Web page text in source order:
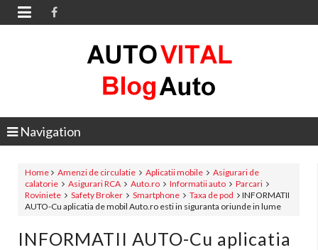

Navigation
Home Amenzi de circulatie Aplicatii mobile
Asigurari de
calatorie
Asigurari RCA Auto.ro Informatii auto
Parcari
Roviniete
Safety Broker Smartphone Taxa de pod
INFORMATII
AUTO-Cu aplicatia de mobil Auto.ro esti in siguranta oriunde in lume
INFORMATII AUTO-Cu aplicatia